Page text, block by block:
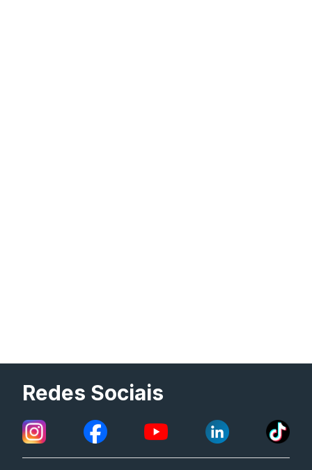
Redes Sociais